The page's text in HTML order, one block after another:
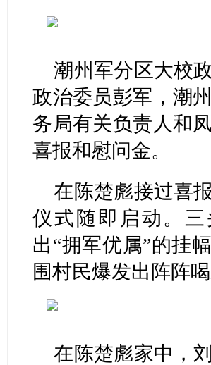
潮州军分区大校
政治委员彭军，潮
务局有关负责人和
喜报和慰问金。
在陈楚彪接过喜
仪式随即启动。
出“拥军优属”的挂
围村民爆发出阵阵喝
在陈楚彪家中，